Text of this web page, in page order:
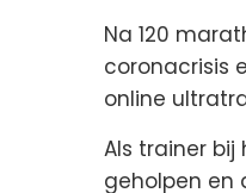
Na 120
coronacrisis
online
Als trainer
geholpen en